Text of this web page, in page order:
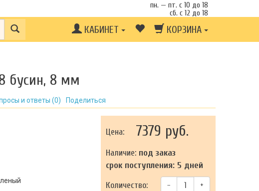
пн. — пт. с 10 до 18
сб. с 12 до 18
КАБИНЕТ КОРЗИНА
бусин, 8 мм
и ответы (0) Поделиться
Цена: 7379 руб.
Наличие: под заказ
срок поступления: 5 дней
Количество:
– +